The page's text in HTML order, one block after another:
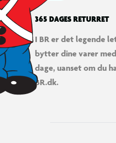
365 DAGES RETURRET
I BR er det legende
bytter dine varer
dage, uanset om du
BR.dk.